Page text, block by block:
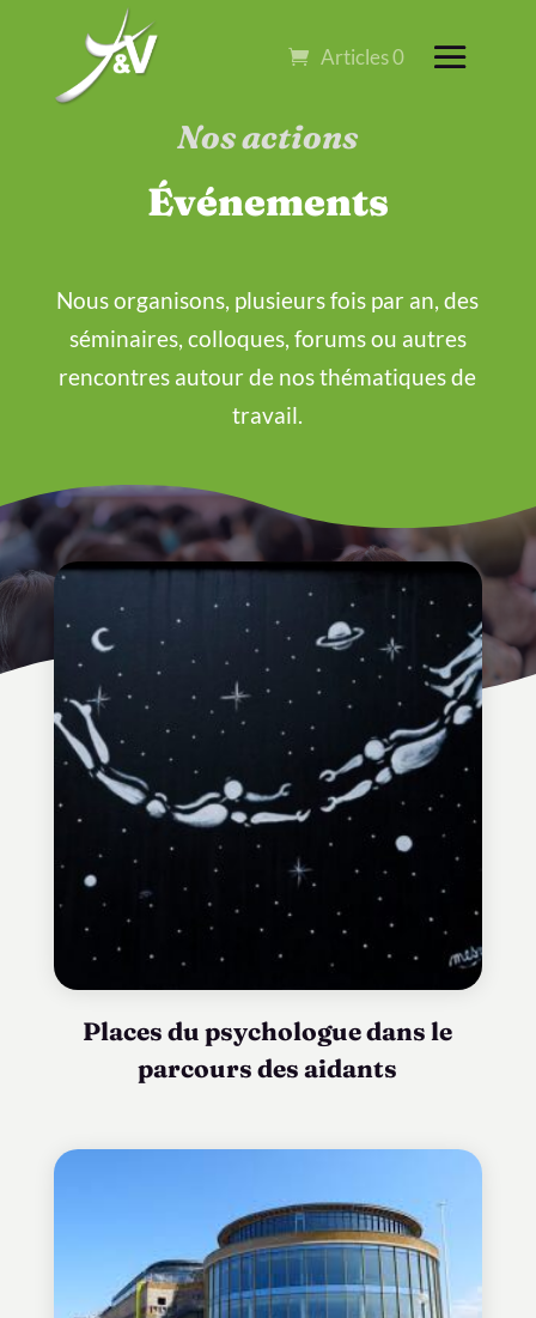
Articles 0
Nos actions
Événements
Nous organisons, plusieurs fois par an, des
séminaires, colloques, forums ou autres
rencontres autour de nos thématiques de
travail.
Places du psychologue dans le
parcours des aidants